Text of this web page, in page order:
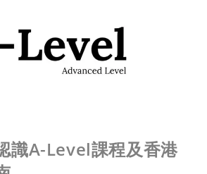
識A-Level課程及香港